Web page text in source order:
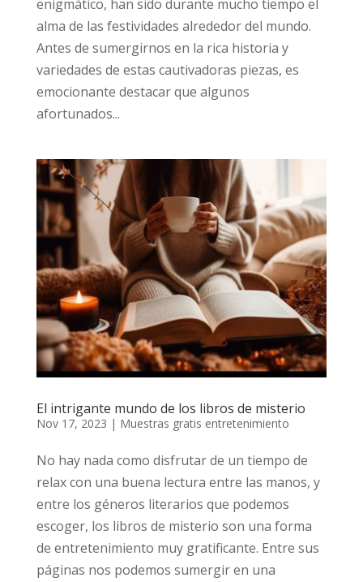
enigmático, han sido durante mucho tiempo el
alma de las festividades alrededor del mundo.
Antes de sumergirnos en la rica historia y
variedades de estas cautivadoras piezas, es
emocionante destacar que algunos
afortunados...
El intrigante mundo de los libros de misterio
Nov 17, 2023 | Muestras gratis entretenimiento
No hay nada como disfrutar de un tiempo de
relax con una buena lectura entre las manos, y
entre los géneros literarios que podemos
escoger, los libros de misterio son una forma
de entretenimiento muy gratificante. Entre sus
páginas nos podemos sumergir en una